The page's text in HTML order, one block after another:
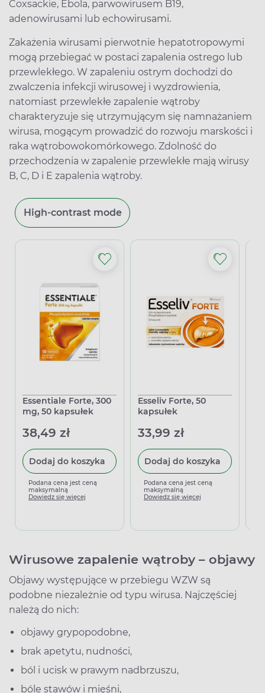
Coxsackie, Ebola, parwowirusem B19,
adenowirusami lub echowirusami.
Zakażenia wirusami pierwotnie hepatotropowymi
mogą przebiegać w postaci zapalenia ostrego lub
przewlekłego. W zapaleniu ostrym dochodzi do
zwalczenia infekcji wirusowej i wyzdrowienia,
natomiast przewlekłe zapalenie wątroby
charakteryzuje się utrzymującym się namnażaniem
wirusa, mogącym prowadzić do rozwoju marskości i
raka wątrobowokomórkowego. Zdolność do
przechodzenia w zapalenie przewlekłe mają wirusy
B, C, D i E zapalenia wątroby.
High-contrast mode
Essentiale Forte, 300
mg, 50 kapsułek
38,49 zł
Dodaj do koszyka
Podana cena jest ceną
maksymalną
Dowiedz się więcej
Esseliv Forte, 50
kapsułek
33,99 zł
Dodaj do koszyka
Podana cena jest ceną
maksymalną
Dowiedz się więcej
Wirusowe zapalenie wątroby – objawy
Objawy występujące w przebiegu WZW są
podobne niezależnie od typu wirusa. Najczęściej
należą do nich:
objawy grypopodobne,
brak apetytu, nudności,
ból i ucisk w prawym nadbrzuszu,
bóle stawów i mięśni,